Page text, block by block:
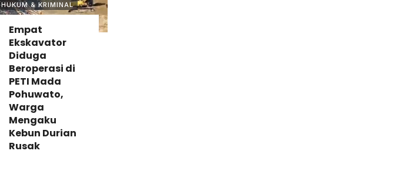
HUKUM & KRIMINAL
Empat
Ekskavator
Diduga
Beroperasi di
PETI Mada
Pohuwato,
Warga
Mengaku
Kebun Durian
Rusak